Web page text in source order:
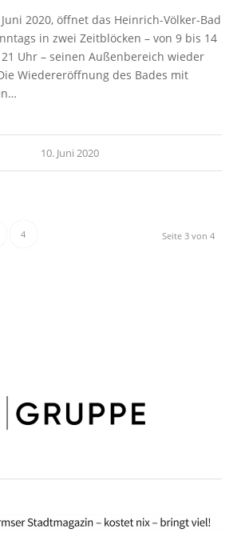
2020, öffnet das Heinrich-Völker-Bad
in zwei Zeitblöcken – von 9 bis 14
Uhr – seinen Außenbereich wieder
Wiedereröffnung des Bades mit
10. Juni 2020
Seite 3 von 4
4